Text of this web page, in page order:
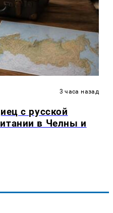
3 часа назад
с русской
в Челны и